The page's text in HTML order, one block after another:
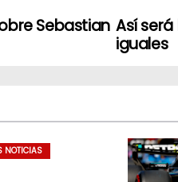
Así será
iguales
Sebastian
NOTICIAS